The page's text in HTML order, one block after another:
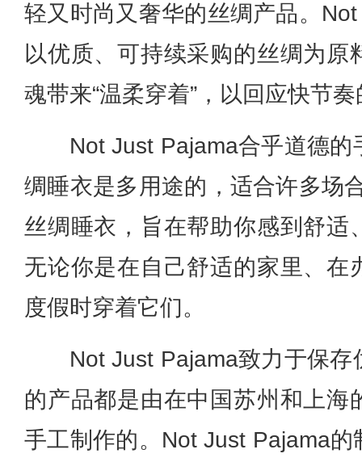
轻又时尚又奢华的丝绸产品。
以优质、可持续采购的丝绸为原
魂带来“温柔穿着”，以回应快节
Not Just Pajama合乎道德
绸睡衣是多用途的，适合许多场
丝绸睡衣，旨在帮助你感到舒适
无论你是在自己舒适的家里、在
度假时穿着它们。
Not Just Pajama致力于保
的产品都是由在中国苏州和上海
手工制作的。Not Just Pajama